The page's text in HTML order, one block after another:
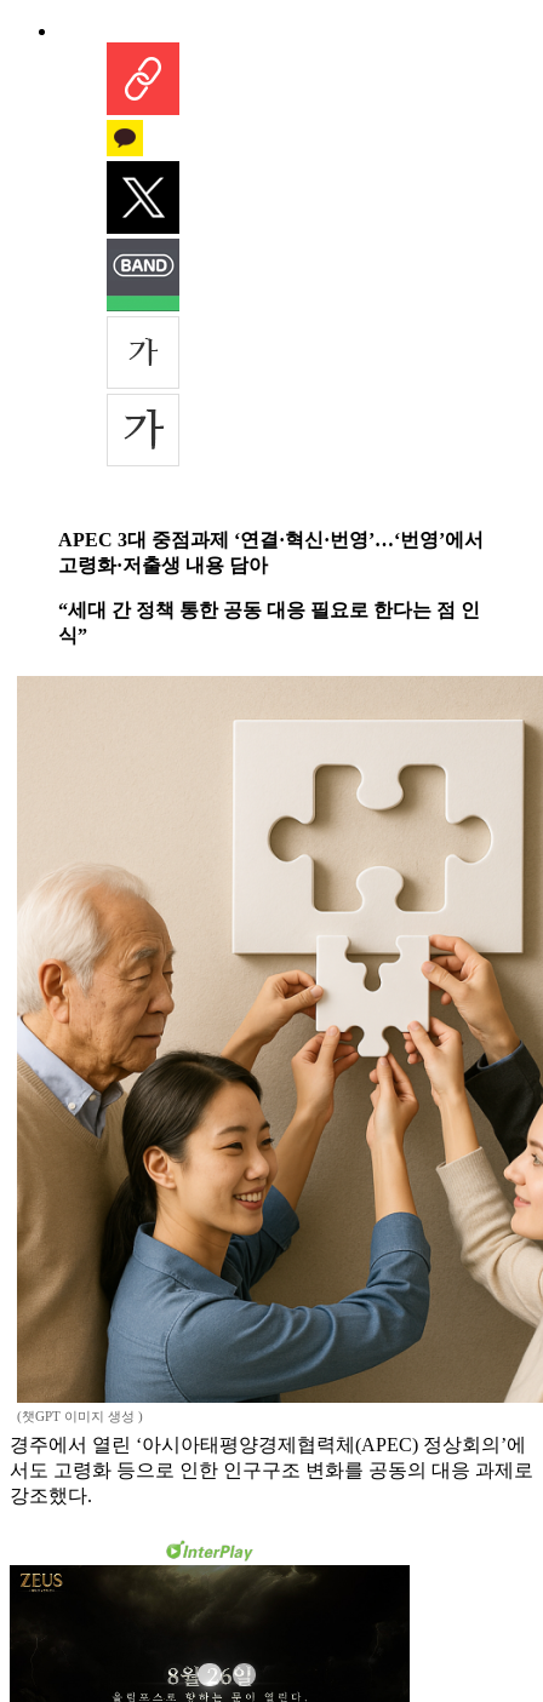
APEC 3대 중점과제 ‘연결·혁신·번영’…‘번영’에서
고령화·저출생 내용 담아
“세대 간 정책 통한 공동 대응 필요로 한다는 점 인
식”
(챗GPT 이미지 생성 )
경주에서 열린 ‘아시아태평양경제협력체(APEC) 정상회의’에
서도 고령화 등으로 인한 인구구조 변화를 공동의 대응 과제로
강조했다.